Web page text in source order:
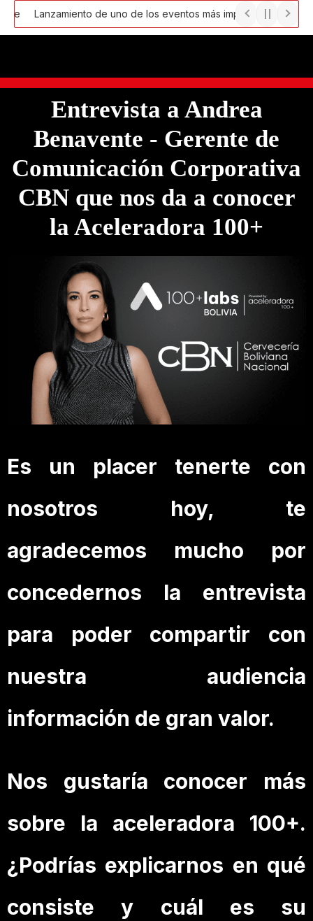
de uno de los eventos más importantes de
Entrevista a Andrea
Benavente - Gerente de
Comunicación Corporativa
CBN que nos da a conocer
la Aceleradora 100+
Es un placer tenerte con
nosotros hoy, te
agradecemos mucho por
concedernos la entrevista
para poder compartir con
nuestra audiencia
información de gran valor.
Nos gustaría conocer más
sobre la aceleradora 100+.
¿Podrías explicarnos en qué
consiste y cuál es su